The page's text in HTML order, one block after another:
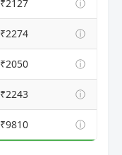
₹2127 ⓘ
₹2274 ⓘ
₹2050 ⓘ
₹2243 ⓘ
₹9810 ⓘ